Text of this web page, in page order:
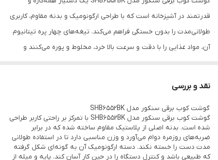
ظرفیت خردکن 500 میلی لیتر
کردن
طول سیم برق 100 سانتی متر
.تعداد دیسک ها دیسک رنده درشت / دیسک رنده ریز
قدرتمند در آشپزخانه است که با طراحی ارگونومیک و بدنه مقاوم، کاربری
طولانی‌مدت را بدون خستگی فراهم می‌کند. تیغه‌های چهار پره تیتانیوم
آن، مواد غذایی را با دقت و سرعت بالا خرد، مخلوط و پوره می‌کنند و
دیسک‌های برش، امکان انجام کارهای متنوع از تهیه سوپ و سس گرفته
تا اسموتی و خرد کردن ادویه را به سادگی مهیا می‌سازد. کنترل آسان،
ایمنی بالا و قابلیت تمیزکاری سریع، آن را به انتخابی ایدئال برای آشپزی
روزمره تبدیل کرده است.
نقد و بررسی
گوشت کوب برقی سنکور مدل SHB6552BK
گوشت کوب برقی سنکور مدل SHB6552BK با تمرکز بر راحتی کاربر طراحی
شده است. بدنه اصلی از پلاستیک مقاوم ساخته شده که در برابر
ضربه‌های روزمره دوام می‌آورد و وزن مناسبی دارد تا در استفاده طولانی
مدت دست را خسته نکند. دسته ارگونومیک آن به گونه‌ای شکل گرفته
که طبیعی باشد و کنترل دستگاه را در حین کار آسان کند. پایه و میله از